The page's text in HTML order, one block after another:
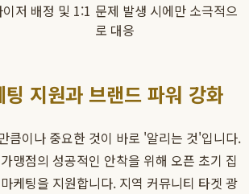
저 배정 및 1:1 문제 발생 시에만 소극적으
로 대응
지원과 브랜드 파워 강화
큼이나 중요한 것이 바로 '알리는 것'입니다.
맹점의 성공적인 안착을 위해 오픈 초기 집
케팅을 지원합니다. 지역 커뮤니티 타겟 광